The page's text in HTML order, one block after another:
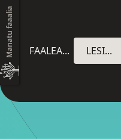
FAALEAOGA LESITALA
Manatu faaalia